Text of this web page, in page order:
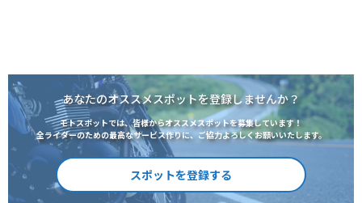
あなたのオススメスポットを登録しませんか？
モトスポットでは、皆様からオススメスポットを募集しています！
全ライダーのための最高なサービス作りに、ご協力よろしくお願いいたします。
スポットを登録する